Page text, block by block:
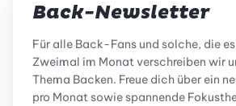
Back-Newsletter
Für alle Back-Fans und solche, die
Zweimal im Monat verschreiben wir
Thema Backen. Freue dich über ein
pro Monat sowie spannende